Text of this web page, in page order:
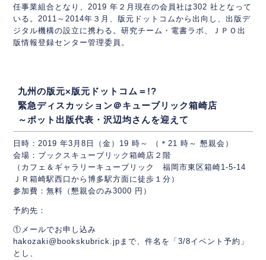
任事業組合となり、2019 年２月現在の会員社は302 社となって
いる。2011～2014年３月、版元ドットコムから出向し、出版デ
ジタル機構の設立に携わる。研究チーム・電書ラボ、ＪＰＯ出
版情報登録センター管理委員。
九州の版元×版元ドットコム＝!?
緊急ディスカッション＠キューブリック箱崎店
～ポット出版代表・沢辺均さんを迎えて
日時：2019 年3月8日（金）19 時～ （＊21 時～ 懇親会）
会場：ブックスキューブリック箱崎店２階
（カフェ＆ギャラリーキューブリック 福岡市東区箱崎1-5-14
ＪＲ箱崎駅西口から博多駅方面に徒歩１分）
参加費：無料（懇親会のみ3000 円）
予約先：
①メールでお申し込み
hakozaki@bookskubrick.jpまで、件名を「3/8イベント予約」
とし、